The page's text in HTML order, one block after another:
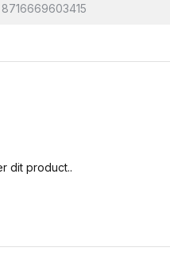
8716669603415
dit product..